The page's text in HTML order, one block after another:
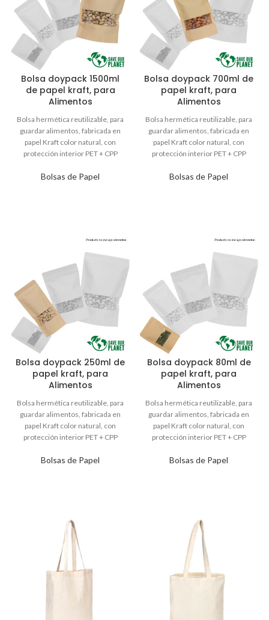
Bolsa doypack 1500ml
de papel kraft, para
Alimentos
Bolsas de Papel
Bolsa doypack 700ml de
papel kraft, para
Alimentos
Bolsas de Papel
Bolsa doypack 250ml de
papel kraft, para
Alimentos
Bolsas de Papel
Bolsa doypack 80ml de
papel kraft, para
Alimentos
Bolsas de Papel